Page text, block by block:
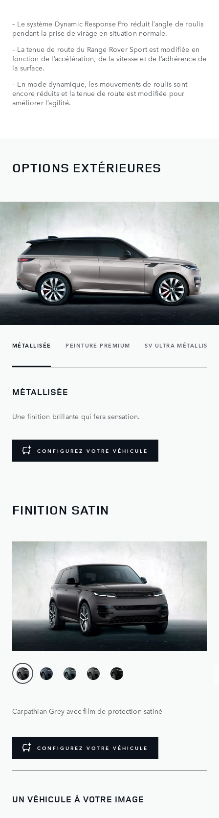
– Le système Dynamic Response Pro réduit l’angle de roulis
pendant la prise de virage en situation normale.
– La tenue de route du Range Rover Sport est modifiée en
fonction de l’accélération, de la vitesse et de l’adhérence de
la surface.
– En mode dynamique, les mouvements de roulis sont
encore réduits et la tenue de route est modifiée pour
améliorer l’agilité.
OPTIONS EXTÉRIEURES
MÉTALLISÉE PEINTURE PREMIUM SV ULTRA MÉTALLISÉE
MÉTALLISÉE
Une finition brillante qui fera sensation.
CONFIGUREZ VOTRE VÉHICULE
FINITION SATIN
CONFIGUREZ VOTRE VÉHICULE
Carpathian Grey avec film de protection satiné
UN VÉHICULE À VOTRE IMAGE